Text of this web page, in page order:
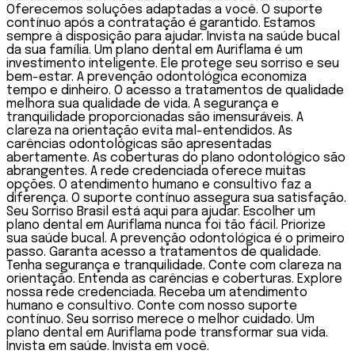
Oferecemos soluções adaptadas a você. O suporte
contínuo após a contratação é garantido. Estamos
sempre à disposição para ajudar. Invista na saúde bucal
da sua família. Um plano dental em Auriflama é um
investimento inteligente. Ele protege seu sorriso e seu
bem-estar. A prevenção odontológica economiza
tempo e dinheiro. O acesso a tratamentos de qualidade
melhora sua qualidade de vida. A segurança e
tranquilidade proporcionadas são imensuráveis. A
clareza na orientação evita mal-entendidos. As
carências odontológicas são apresentadas
abertamente. As coberturas do plano odontológico são
abrangentes. A rede credenciada oferece muitas
opções. O atendimento humano e consultivo faz a
diferença. O suporte contínuo assegura sua satisfação.
Seu Sorriso Brasil está aqui para ajudar. Escolher um
plano dental em Auriflama nunca foi tão fácil. Priorize
sua saúde bucal. A prevenção odontológica é o primeiro
passo. Garanta acesso a tratamentos de qualidade.
Tenha segurança e tranquilidade. Conte com clareza na
orientação. Entenda as carências e coberturas. Explore
nossa rede credenciada. Receba um atendimento
humano e consultivo. Conte com nosso suporte
contínuo. Seu sorriso merece o melhor cuidado. Um
plano dental em Auriflama pode transformar sua vida.
Invista em saúde. Invista em você.